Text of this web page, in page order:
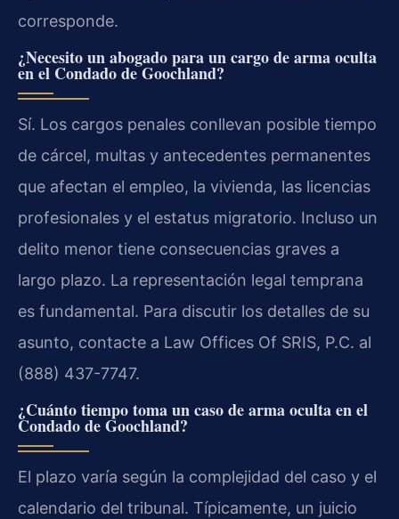
corresponde.
¿Necesito un abogado para un cargo de arma oculta
en el Condado de Goochland?
Sí. Los cargos penales conllevan posible tiempo
de cárcel, multas y antecedentes permanentes
que afectan el empleo, la vivienda, las licencias
profesionales y el estatus migratorio. Incluso un
delito menor tiene consecuencias graves a
largo plazo. La representación legal temprana
es fundamental. Para discutir los detalles de su
asunto, contacte a Law Offices Of SRIS, P.C. al
(888) 437-7747.
¿Cuánto tiempo toma un caso de arma oculta en el
Condado de Goochland?
El plazo varía según la complejidad del caso y el
calendario del tribunal. Típicamente, un juicio